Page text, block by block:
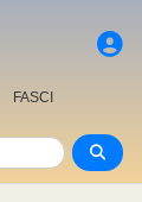
FASCI